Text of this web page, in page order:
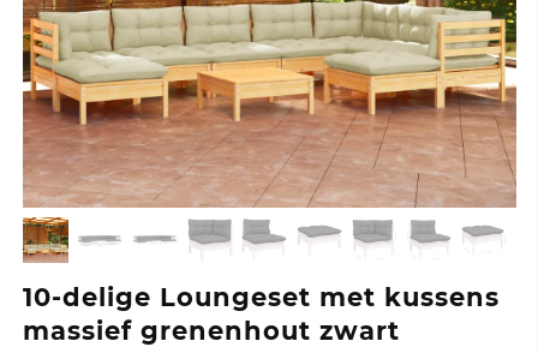
10-delige Loungeset met kussens
massief grenenhout zwart